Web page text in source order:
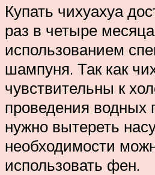
Купать чихуахуа
раз в четыре
использованием
шампуня. Так как
чувствительны к
проведения водных
нужно вытереть
необходимости
использовать фен.